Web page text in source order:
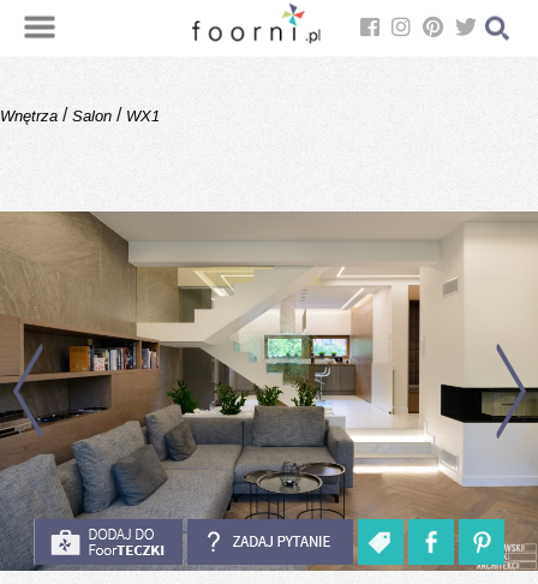
Wnętrza / Salon / WX1